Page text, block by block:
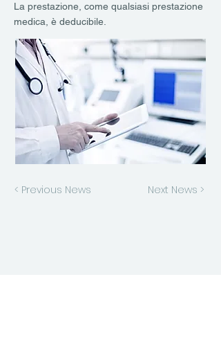
La prestazione, come qualsiasi prestazione
medica, è deducibile.
< Previous News Next News >